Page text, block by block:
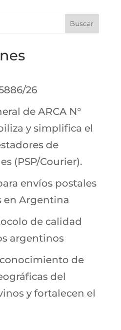
Buscar
26
de ARCA N°
y simplifica el
de
(PSP/Courier).
envíos postales
en Argentina
de calidad
argentinos
de
del
y fortalecen el